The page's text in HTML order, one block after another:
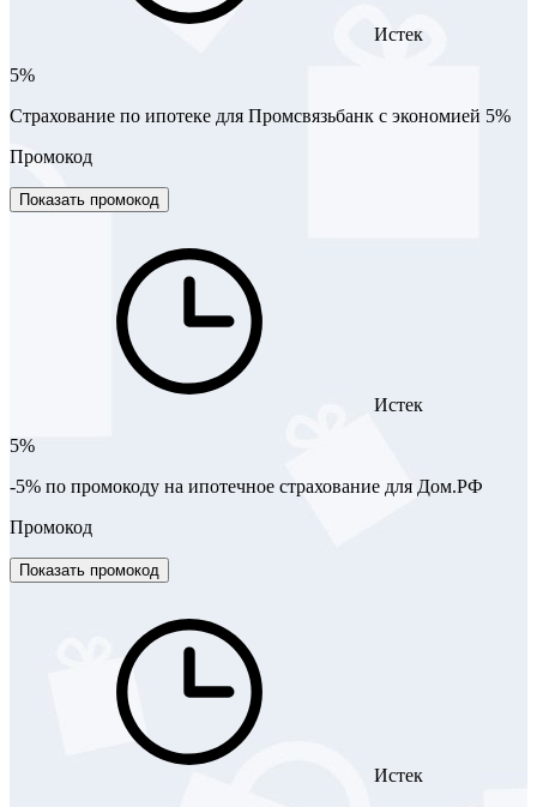
Истек
5%
Страхование по ипотеке для Промсвязьбанк с экономией 5%
Промокод
Показать промокод
Истек
5%
-5% по промокоду на ипотечное страхование для Дом.РФ
Промокод
Показать промокод
Истек